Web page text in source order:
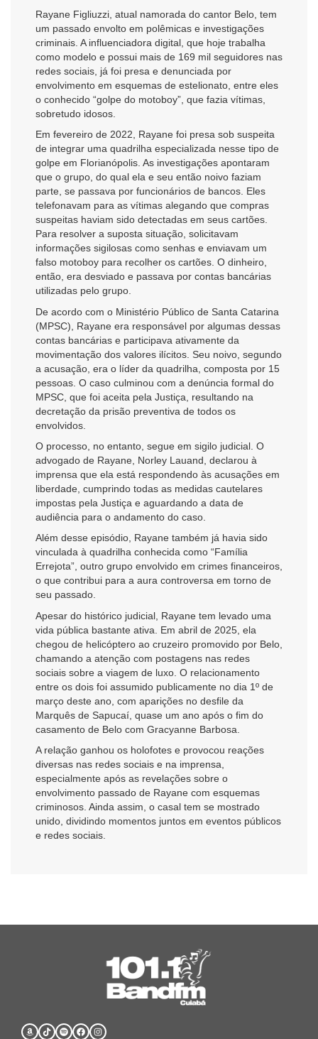
Rayane Figliuzzi, atual namorada do cantor Belo, tem
um passado envolto em polêmicas e investigações
criminais. A influenciadora digital, que hoje trabalha
como modelo e possui mais de 169 mil seguidores nas
redes sociais, já foi presa e denunciada por
envolvimento em esquemas de estelionato, entre eles
o conhecido “golpe do motoboy”, que fazia vítimas,
sobretudo idosos.
Em fevereiro de 2022, Rayane foi presa sob suspeita
de integrar uma quadrilha especializada nesse tipo de
golpe em Florianópolis. As investigações apontaram
que o grupo, do qual ela e seu então noivo faziam
parte, se passava por funcionários de bancos. Eles
telefonavam para as vítimas alegando que compras
suspeitas haviam sido detectadas em seus cartões.
Para resolver a suposta situação, solicitavam
informações sigilosas como senhas e enviavam um
falso motoboy para recolher os cartões. O dinheiro,
então, era desviado e passava por contas bancárias
utilizadas pelo grupo.
De acordo com o Ministério Público de Santa Catarina
(MPSC), Rayane era responsável por algumas dessas
contas bancárias e participava ativamente da
movimentação dos valores ilícitos. Seu noivo, segundo
a acusação, era o líder da quadrilha, composta por 15
pessoas. O caso culminou com a denúncia formal do
MPSC, que foi aceita pela Justiça, resultando na
decretação da prisão preventiva de todos os
envolvidos.
O processo, no entanto, segue em sigilo judicial. O
advogado de Rayane, Norley Lauand, declarou à
imprensa que ela está respondendo às acusações em
liberdade, cumprindo todas as medidas cautelares
impostas pela Justiça e aguardando a data de
audiência para o andamento do caso.
Além desse episódio, Rayane também já havia sido
vinculada à quadrilha conhecida como “Família
Errejota”, outro grupo envolvido em crimes financeiros,
o que contribui para a aura controversa em torno de
seu passado.
Apesar do histórico judicial, Rayane tem levado uma
vida pública bastante ativa. Em abril de 2025, ela
chegou de helicóptero ao cruzeiro promovido por Belo,
chamando a atenção com postagens nas redes
sociais sobre a viagem de luxo. O relacionamento
entre os dois foi assumido publicamente no dia 1º de
março deste ano, com aparições no desfile da
Marquês de Sapucaí, quase um ano após o fim do
casamento de Belo com Gracyanne Barbosa.
A relação ganhou os holofotes e provocou reações
diversas nas redes sociais e na imprensa,
especialmente após as revelações sobre o
envolvimento passado de Rayane com esquemas
criminosos. Ainda assim, o casal tem se mostrado
unido, dividindo momentos juntos em eventos públicos
e redes sociais.